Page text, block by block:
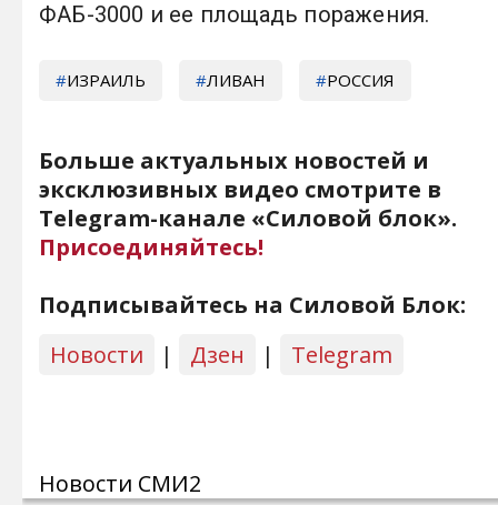
ФАБ-3000 и ее площадь поражения.
ИЗРАИЛЬ ЛИВАН РОССИЯ
Больше актуальных новостей и
эксклюзивных видео смотрите в
Telegram-канале «Силовой блок».
Присоединяйтесь!
Подписывайтесь на Силовой Блок:
Новости
| Дзен | Telegram
Новости СМИ2